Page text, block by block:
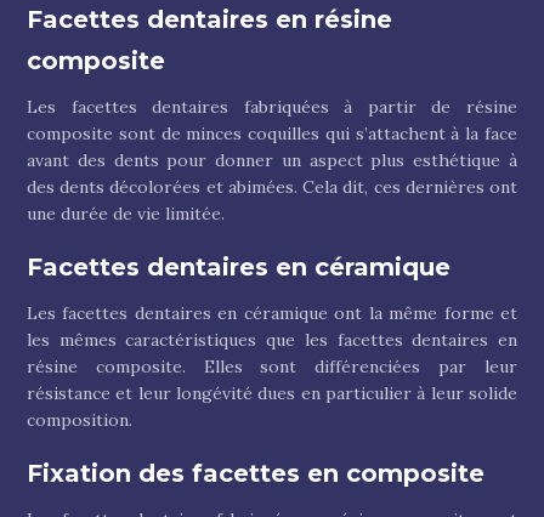
Facettes dentaires en résine
composite
Les facettes dentaires fabriquées à partir de résine
composite sont de minces coquilles qui s’attachent à la face
avant des dents pour donner un aspect plus esthétique à
des dents décolorées et abimées. Cela dit, ces dernières ont
une durée de vie limitée.
Facettes dentaires en céramique
Les facettes dentaires en céramique ont la même forme et
les mêmes caractéristiques que les facettes dentaires en
résine composite. Elles sont différenciées par leur
résistance et leur longévité dues en particulier à leur solide
composition.
Fixation des facettes en composite